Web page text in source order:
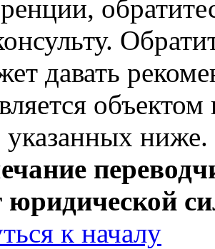
давать
указанных ниже.
юридической
к началу